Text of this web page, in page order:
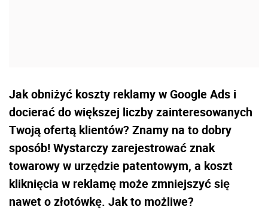
Jak obniżyć koszty reklamy w Google Ads i
docierać do większej liczby zainteresowanych
Twoją ofertą klientów? Znamy na to dobry
sposób! Wystarczy zarejestrować znak
towarowy w urzędzie patentowym, a koszt
kliknięcia w reklamę może zmniejszyć się
nawet o złotówkę. Jak to możliwe?